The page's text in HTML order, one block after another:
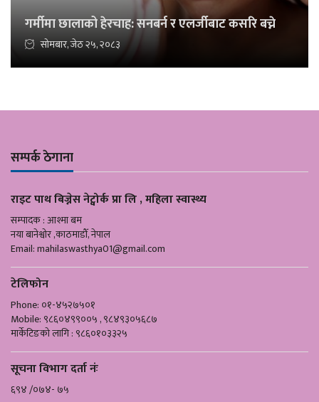
गर्मीमा छालाको हेरचाह: सनबर्न र एलर्जीबाट कसरि बच्ने
सोमबार, जेठ २५, २०८३
सम्पर्क ठेगाना
राइट पाथ बिज्नेस नेट्वोर्क प्रा लि , महिला स्वास्थ्य
सम्पादक : आश्मा बम
नया बानेश्वोर ,काठमाडौँ, नेपाल
Email:mahilaswasthya01@gmail.com
टेलिफोन
Phone: ०१-४५२७५०१
Mobile: ९८६०४९९००५ , ९८४९३०५६८७
मार्केटिङको लागि : ९८६०१०३३२५
सूचना विभाग दर्ता नंः
६९४ /०७४- ७५